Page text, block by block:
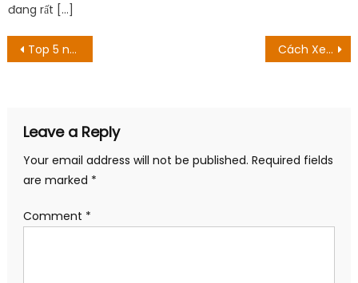
đang rất […]
Post
Top 5 nam thần ‘hết nước chấm’ trong thế giới Anime Cách Xem Không Được? Hướng dẫn phát trực tuyến phim 2022
Leave a Reply
Your email address will not be published. Required fields
are marked *
Comment *